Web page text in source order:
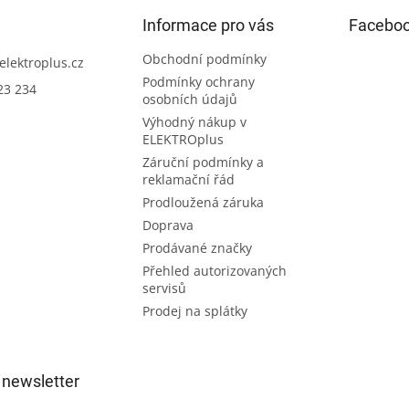
elektroplus.cz
234
Informace pro vás
Obchodní podmínky
Podmínky ochrany
osobních údajů
Výhodný nákup v
ELEKTROplus
Záruční podmínky a
reklamační řád
Prodloužená záruka
Doprava
Prodávané značky
Přehled autorizovaných
servisů
Prodej na splátky